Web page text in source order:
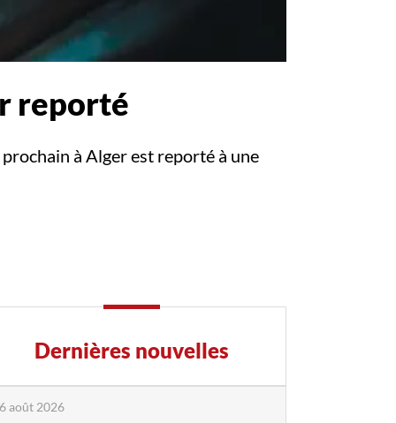
reporté
à Alger est reporté à une
Dernières nouvelles
6 août 2026